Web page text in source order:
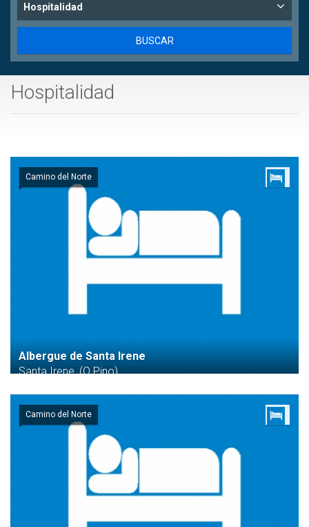
Hospitalidad
Hospitalidad
Camino del Norte
Albergue de Santa Irene
Santa Irene, (O Pino)
Camino del Norte